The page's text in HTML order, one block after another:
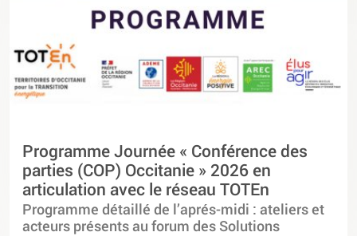
Programme Journée « Conférence des
parties (COP) Occitanie » 2026 en
articulation avec le réseau TOTEn
Programme détaillé de l’aprés-midi : ateliers et
acteurs présents au forum des Solutions